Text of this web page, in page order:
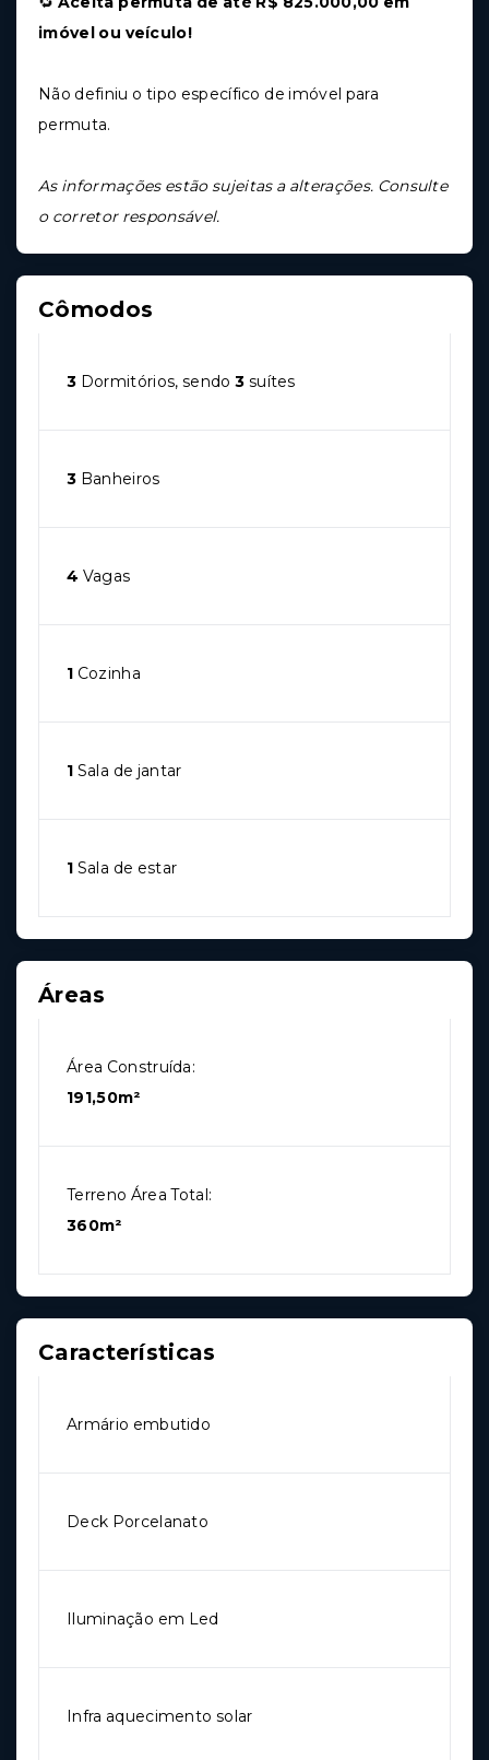
imóvel ou veículo!
Não definiu o tipo específico de imóvel para
permuta.
As informações estão sujeitas a alterações. Consulte
o corretor responsável.
Cômodos
3 Dormitórios, sendo3 suítes
3 Banheiros
4 Vagas
1 Cozinha
1 Sala de jantar
1 Sala de estar
Áreas
Área Construída:
191,50m²
Terreno Área Total:
360m²
Características
Armário embutido
Deck Porcelanato
Iluminação em Led
Infra aquecimento solar